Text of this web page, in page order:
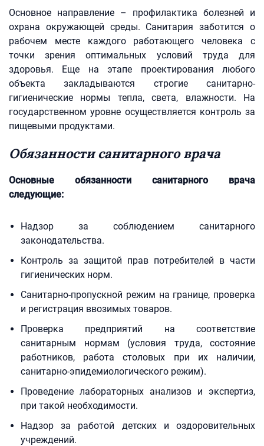
Основное направление – профилактика болезней и
охрана окружающей среды. Санитария заботится о
рабочем месте каждого работающего человека с
точки зрения оптимальных условий труда для
здоровья. Еще на этапе проектирования любого
объекта закладываются строгие санитарно-
гигиенические нормы тепла, света, влажности. На
государственном уровне осуществляется контроль за
пищевыми продуктами.
Обязанности санитарного врача
Основные обязанности санитарного врача
следующие:
Надзор за соблюдением санитарного
законодательства.
Контроль за защитой прав потребителей в части
гигиенических норм.
Санитарно-пропускной режим на границе, проверка
и регистрация ввозимых товаров.
Проверка предприятий на соответствие
санитарным нормам (условия труда, состояние
работников, работа столовых при их наличии,
санитарно-эпидемиологического режим).
Проведение лабораторных анализов и экспертиз,
при такой необходимости.
Надзор за работой детских и оздоровительных
учреждений.